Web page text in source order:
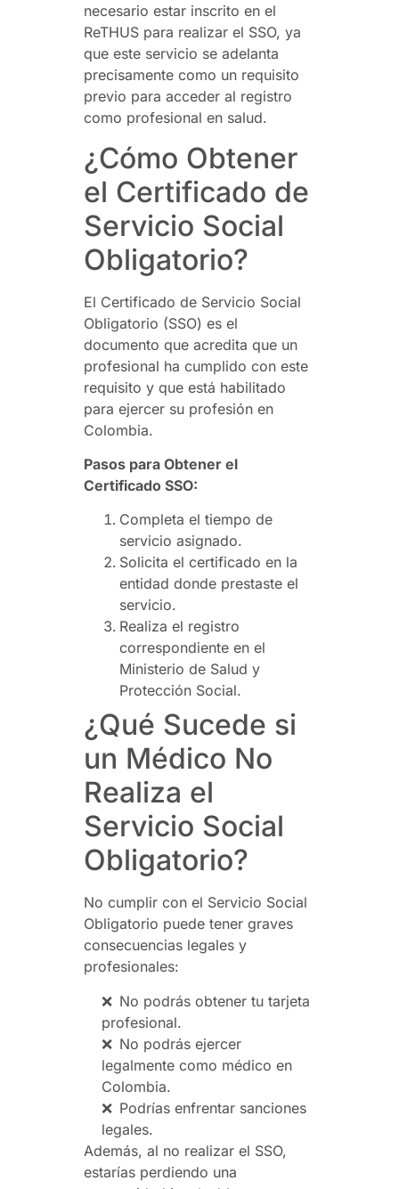
necesario estar inscrito en el
ReTHUS para realizar el SSO, ya
que este servicio se adelanta
precisamente como un requisito
previo para acceder al registro
como profesional en salud.
¿Cómo Obtener
el Certificado de
Servicio Social
Obligatorio?
El Certificado de Servicio Social
Obligatorio (SSO) es el
documento que acredita que un
profesional ha cumplido con este
requisito y que está habilitado
para ejercer su profesión en
Colombia.
Pasos para Obtener el
Certificado SSO:
Completa el tiempo de
servicio asignado.
Solicita el certificado en la
entidad donde prestaste el
servicio.
Realiza el registro
correspondiente en el
Ministerio de Salud y
Protección Social.
¿Qué Sucede si
un Médico No
Realiza el
Servicio Social
Obligatorio?
No cumplir con el Servicio Social
Obligatorio puede tener graves
consecuencias legales y
profesionales:
❌ No podrás obtener tu tarjeta
profesional.
❌ No podrás ejercer
legalmente como médico en
Colombia.
❌ Podrías enfrentar sanciones
legales.
Además, al no realizar el SSO,
estarías perdiendo una